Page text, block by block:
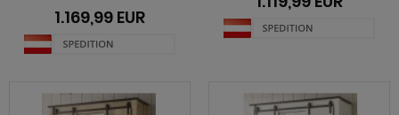
1.169,99 EUR